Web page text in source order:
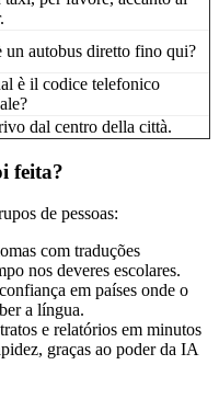
un autobus diretto fino qui?
è il codice telefonico
dal centro della città.
feita?
de pessoas:
com traduções
nos deveres escolares.
em países onde o
a língua.
e relatórios em minutos
graças ao poder da IA